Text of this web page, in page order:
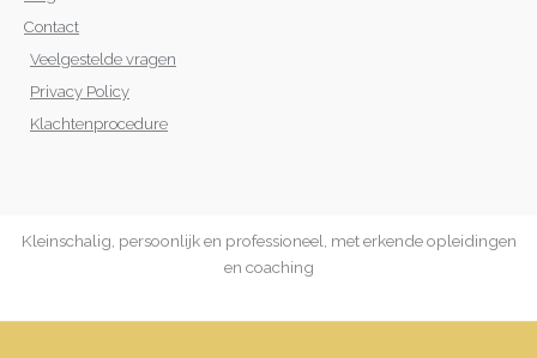
Contact
Veelgestelde vragen
Privacy Policy
Klachtenprocedure
Kleinschalig, persoonlijk en professioneel, met erkende opleidingen
en coaching